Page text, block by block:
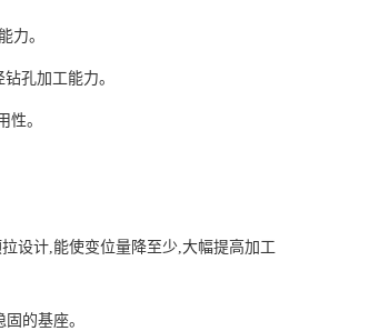
力。
孔加工能力。
。
设计,能使变位量降至少,大幅提高加工
的基座。